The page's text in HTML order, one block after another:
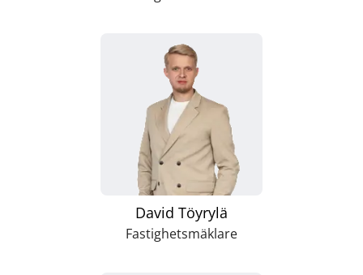
David Töyrylä
Fastighetsmäklare